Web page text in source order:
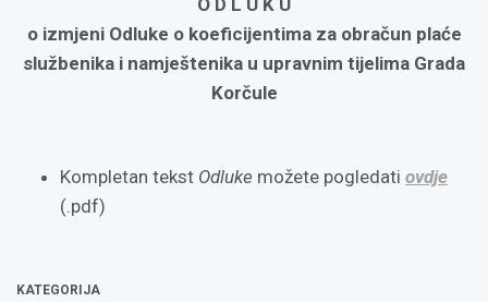
O D L U K U
o izmjeni Odluke o koeficijentima za obračun plaće
službenika i namještenika u upravnim tijelima Grada
Korčule
Kompletan tekst Odluke možete pogledati ovdje
(.pdf)
KATEGORIJA